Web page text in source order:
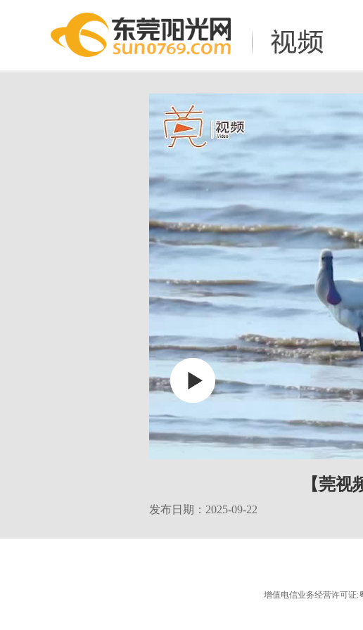
【莞
发布日期：2025-09-22
增值电信业务经营许可证: